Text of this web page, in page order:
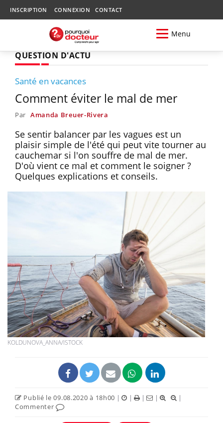
INSCRIPTION CONNEXION CONTACT
Menu
QUESTION D'ACTU
Santé en vacances
Comment éviter le mal de mer
Par Amanda Breuer-Rivera
Se sentir balancer par les vagues est un
plaisir simple de l'été qui peut vite tourner au
cauchemar si l'on souffre de mal de mer.
D'où vient ce mal et comment le soigner ?
Quelques explications et conseils.
KOLDUNOVA_ANNA/ISTOCK
Publié le 09.08.2020 à 18h00 | | | |
|
Commenter